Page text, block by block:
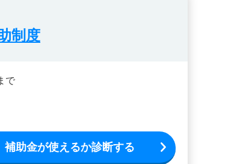
制度
で
補助金が使えるか診断する